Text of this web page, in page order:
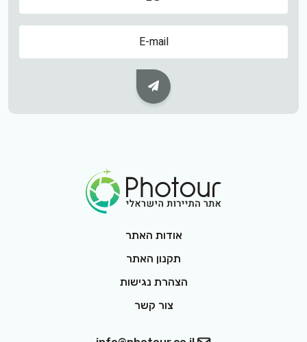
Subscribe Button
אודות האתר
תקנון האתר
הצהרת נגישות
צור קשר